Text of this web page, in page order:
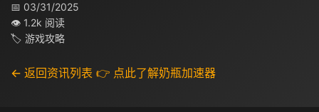
📅 03/31/2025
👁 1.2k 阅读
🏷 游戏攻略
← 返回资讯列表 👉 点此了解奶瓶加速器